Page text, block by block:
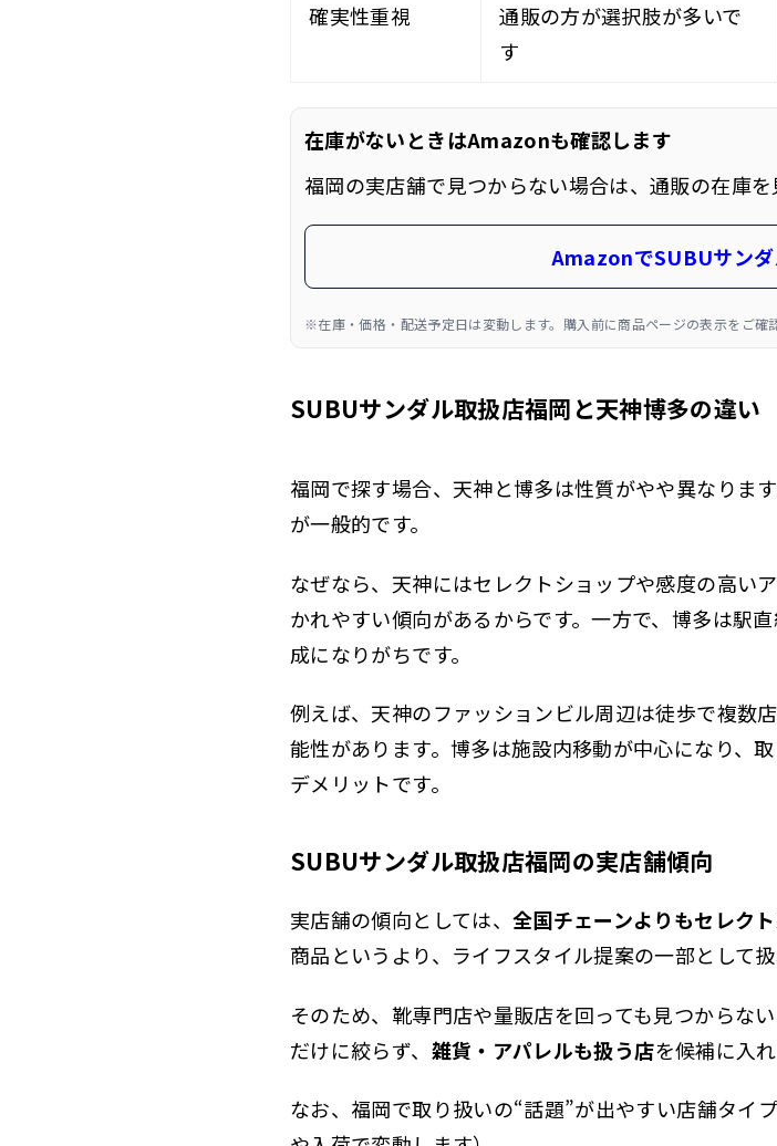
確実性重視
通販の方が選択肢が多いで
す
在庫がないときはAmazonも確認します
福岡の実店舗で見つからない場合は、通販の在庫を
AmazonでSUBUサンダ
※在庫・価格・配送予定日は変動します。購入前に商品ページの表示をご確
SUBUサンダル取扱店福岡と天神博多の違い
福岡で探す場合、天神と博多は性質がやや異なります
が一般的です。
なぜなら、天神にはセレクトショップや感度の高い
かれやすい傾向があるからです。一方で、博多は駅
成になりがちです。
例えば、天神のファッションビル周辺は徒歩で複数
能性があります。博多は施設内移動が中心になり、
デメリットです。
SUBUサンダル取扱店福岡の実店舗傾向
実店舗の傾向としては、 全国チェーンよりもセレク
商品というより、ライフスタイル提案の一部として扱
そのため、靴専門店や量販店を回っても見つからな
だけに絞らず、 雑貨・アパレルも扱う店を候補に入
なお、福岡で取り扱いの“話題”が出やすい店舗タイ